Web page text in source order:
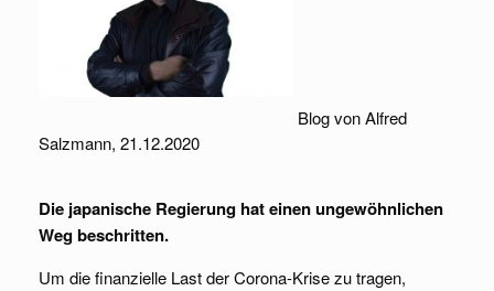
Blog von Alfred
Salzmann, 21.12.2020
Die japanische Regierung hat einen ungewöhnlichen
Weg beschritten.
Um die finanzielle Last der Corona-Krise zu tragen,